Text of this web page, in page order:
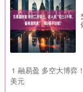
1 融易盈 多空大博弈
美元